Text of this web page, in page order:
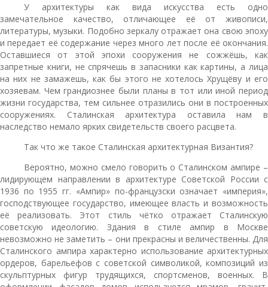
У архитектуры как вида искусства есть одно
замечательное качество, отличающее её от живописи,
литературы, музыки. Подобно зеркалу отражает она свою эпоху
и передает её содержание через много лет после её окончания.
Оставшиеся от этой эпохи сооружения не сожжёшь, как
запретные книги, не спрячешь в запасники как картины, а лица
на них не замажешь, как бы этого не хотелось Хрущёву и его
хозяевам. Чем грандиознее были планы в тот или иной период
жизни государства, тем сильнее отразились они в построенных
сооружениях. Сталинская архитектура оставила нам в
наследство немало ярких свидетельств своего расцвета.
Так что же такое Сталинская архитектурная Византия?
Вероятно, можно смело говорить о Сталинском ампире –
лидирующем направлении в архитектуре Советской России с
1936 по 1955 гг. «Ампир» по-французски означает «империя»,
господствующее государство, имеющее власть и возможность
её реализовать. Этот стиль чётко отражает Сталинскую
советскую идеологию. Здания в стиле ампир в Москве
невозможно не заметить – они прекрасны и величественны. Для
Сталинского ампира характерно использование архитектурных
ордеров, барельефов с советской символикой, композиций из
скульптурных фигур трудящихся, спортсменов, военных. В